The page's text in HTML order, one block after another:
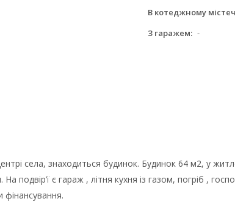
В котеджному
З гаражем: -
села, знаходиться будинок. Будинок 64 м2, у
подвір’ї є гараж , літня кухня із газом, погріб ,